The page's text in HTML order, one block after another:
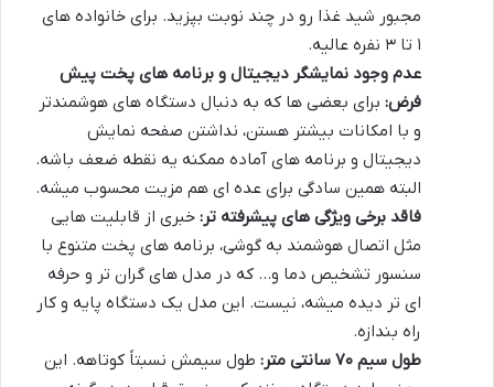
مجبور شید غذا رو در چند نوبت بپزید. برای خانواده های
۱ تا ۳ نفره عالیه.
عدم وجود نمایشگر دیجیتال و برنامه های پخت پیش
فرض: برای بعضی ها که به دنبال دستگاه های هوشمندتر
و با امکانات بیشتر هستن، نداشتن صفحه نمایش
دیجیتال و برنامه های آماده ممکنه یه نقطه ضعف باشه.
البته همین سادگی برای عده ای هم مزیت محسوب میشه.
فاقد برخی ویژگی های پیشرفته تر: خبری از قابلیت هایی
مثل اتصال هوشمند به گوشی، برنامه های پخت متنوع با
سنسور تشخیص دما و… که در مدل های گران تر و حرفه
ای تر دیده میشه، نیست. این مدل یک دستگاه پایه و کار
راه بندازه.
طول سیم ۷۰ سانتی متر:
طول سیمش نسبتاً کوتاهه. این